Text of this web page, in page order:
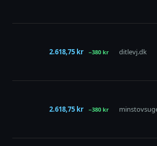
2.618,75 kr −380 kr ditlevj.dk
2.618,75 kr −380 kr